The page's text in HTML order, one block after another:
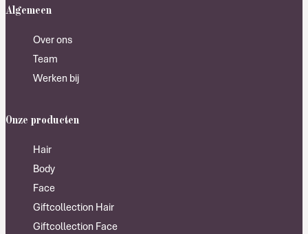
Algemeen
Over ons
Team
Werken bij
Onze producten
Hair
Body
Face
Giftcollection Hair
Giftcollection Face